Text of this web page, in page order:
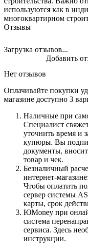
используются как в
многоквартирном
Отзывы
Загрузка отзывов...
Нет отзывов
Добавить
Оплачивайте покупки
магазине доступно 3
Наличные при
Специалист
уточнить время и
купюры. Вы
документы,
товар и чек.
Безналичный
интернет-
Чтобы оплатить
сервер системы
карты, срок
ЮMoney при
система
сервиса. Здесь
инструкции.